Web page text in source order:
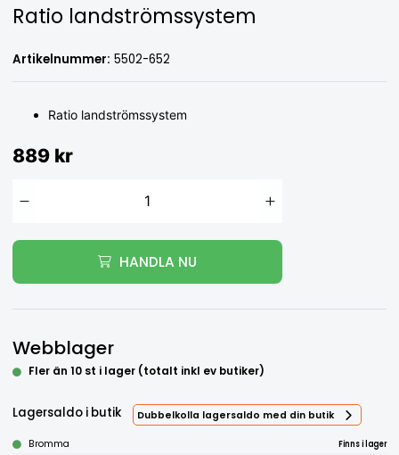
Ratio landströmssystem
Artikelnummer: 5502-652
Ratio landströmssystem
889 kr
HANDLA NU
Webblager
Fler än 10 st i lager (totalt inkl ev butiker)
Lagersaldo i butik Dubbelkolla lagersaldo med din butik
Bromma Finns i lager